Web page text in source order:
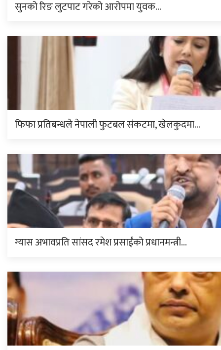
सुनको रिङ लुटपाट गरेको आरोपमा युवक…
फिफा प्रतिबन्धले नेपाली फुटबल संकटमा, खेलकुदमा…
ग्यास अभावप्रति सांसद रमेश प्रसाईंको प्रधानमन्त्री…